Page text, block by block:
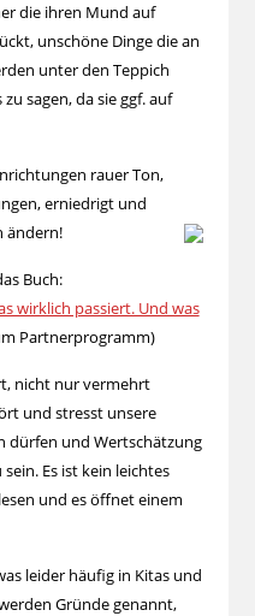
die ihren Mund auf
unschöne Dinge die an
unter den Teppich
sagen, da sie ggf. auf
rauer Ton,
erniedrigt und
ändern!
Buch:
wirklich passiert. Und was
Partnerprogramm)
nicht nur vermehrt
und stresst unsere
dürfen und Wertschätzung
Es ist kein leichtes
und es öffnet einem
leider häufig in Kitas und
Gründe genannt,